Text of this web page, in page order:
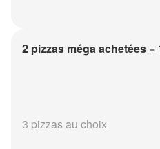
2 pizzas méga achetées =
3 pizzas au choix